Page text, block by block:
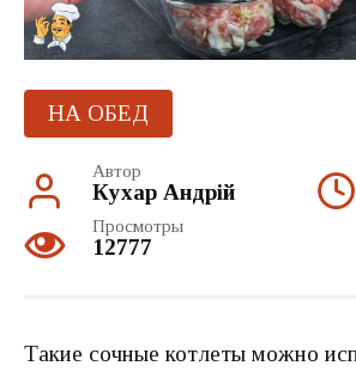
НА ОБЕД
Автор
Кухар Андрій
Просмотры
12777
Такие сочные котлеты можно